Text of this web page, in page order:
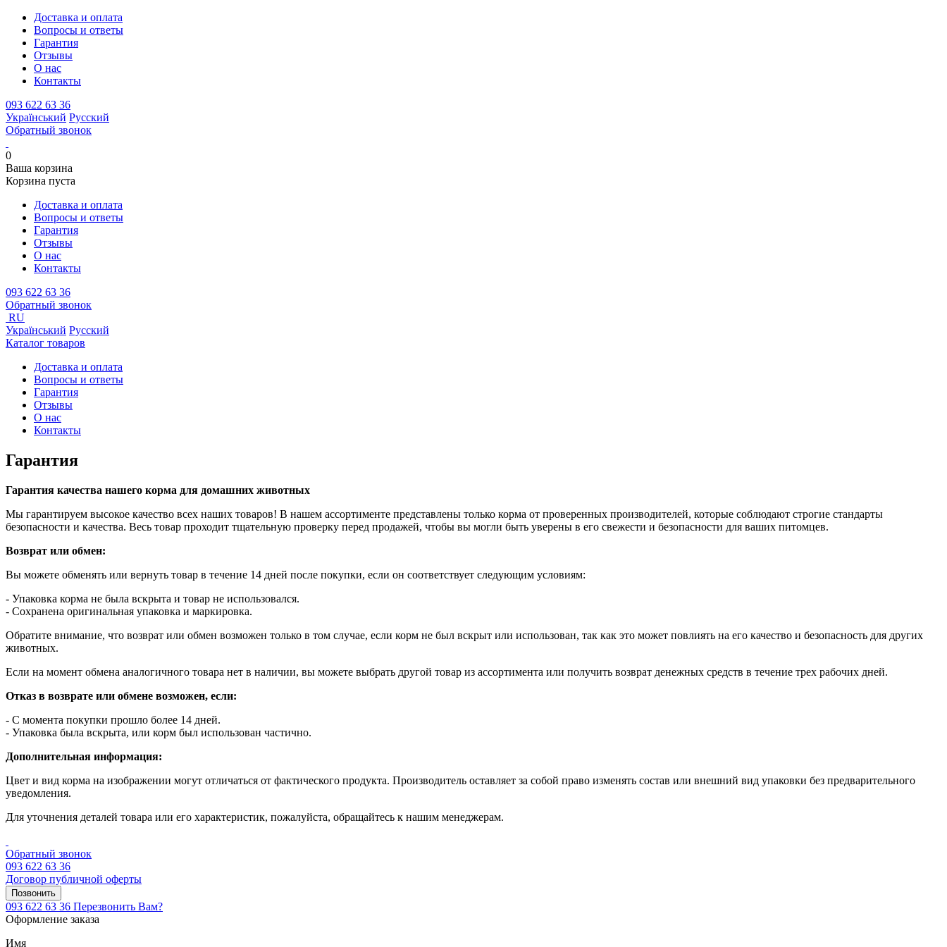
Доставка и оплата
Вопросы и ответы
Гарантия
Отзывы
О нас
Контакты
093 622 63 36
Український Русский
Обратный звонок
0
Ваша корзина
Корзина пуста
Доставка и оплата
Вопросы и ответы
Гарантия
Отзывы
О нас
Контакты
093 622 63 36
Обратный звонок
RU
Український Русский
Каталог товаров
Доставка и оплата
Вопросы и ответы
Гарантия
Отзывы
О нас
Контакты
Гарантия
Гарантия качества нашего корма для домашних животных
Мы гарантируем высокое качество всех наших товаров! В нашем ассортименте представлены только корма от проверенных производителей, которые соблюдают строгие стандарты
безопасности и качества. Весь товар проходит тщательную проверку перед продажей, чтобы вы могли быть уверены в его свежести и безопасности для ваших питомцев.
Возврат или обмен:
Вы можете обменять или вернуть товар в течение 14 дней после покупки, если он соответствует следующим условиям:
- Упаковка корма не была вскрыта и товар не использовался.
- Сохранена оригинальная упаковка и маркировка.
Обратите внимание, что возврат или обмен возможен только в том случае, если корм не был вскрыт или использован, так как это может повлиять на его качество и безопасность для других
животных.
Если на момент обмена аналогичного товара нет в наличии, вы можете выбрать другой товар из ассортимента или получить возврат денежных средств в течение трех рабочих дней.
Отказ в возврате или обмене возможен, если:
- С момента покупки прошло более 14 дней.
- Упаковка была вскрыта, или корм был использован частично.
Дополнительная информация:
Цвет и вид корма на изображении могут отличаться от фактического продукта. Производитель оставляет за собой право изменять состав или внешний вид упаковки без предварительного
уведомления.
Для уточнения деталей товара или его характеристик, пожалуйста, обращайтесь к нашим менеджерам.
Обратный звонок
093 622 63 36
Договор публичной оферты
Позвонить
093 622 63 36 Перезвонить Вам?
Оформление заказа
Имя